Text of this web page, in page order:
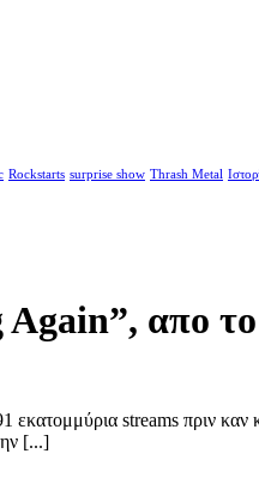
Rockstarts surprise show Thrash Metal
Again”, απο
streams πριν καν
[...]